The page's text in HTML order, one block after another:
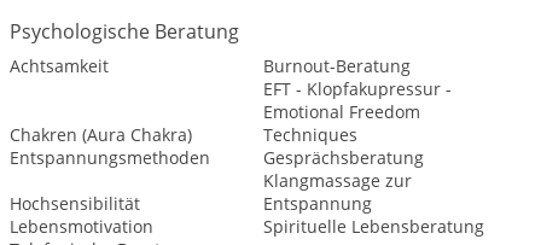
Psychologische Beratung
Achtsamkeit Burnout-Beratung
Chakren (Aura Chakra)
EFT - Klopfakupressur -
Emotional Freedom
Techniques
Entspannungsmethoden
Gesprächsberatung
Hochsensibilität
Klangmassage zur
Entspannung
Lebensmotivation
Spirituelle Lebensberatung